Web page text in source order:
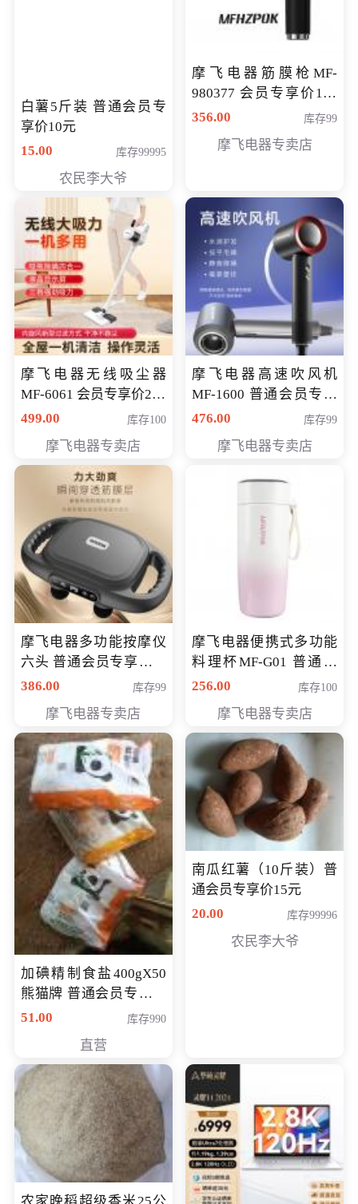
白薯5斤装 普通会员专
享价10元
15.00
库存99995
农民李大爷
摩飞电器筋膜枪MF-
980377 会员专享价199
元
356.00 库存99
摩飞电器专卖店
摩飞电器无线吸尘器
MF-6061 会员专享价299
元
499.00 库存100
摩飞电器专卖店
摩飞电器高速吹风机
MF-1600 普通会员专享
价298元
476.00 库存99
摩飞电器专卖店
摩飞电器多功能按摩仪
六头 普通会员专享价格
199元
386.00 库存99
摩飞电器专卖店
摩飞电器便携式多功能
料理杯MF-G01 普通会
员专享价格118元
256.00 库存100
摩飞电器专卖店
加碘精制食盐400gX50
熊猫牌 普通会员专享价
格50元
51.00 库存990
直营
南瓜红薯（10斤装）普
通会员专享价15元
20.00
库存99996
农民李大爷